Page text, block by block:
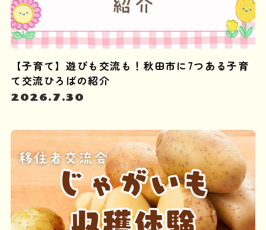
【子育て】遊びも交流も！秋田市に7つある子育
て交流ひろばの紹介
2026.7.30